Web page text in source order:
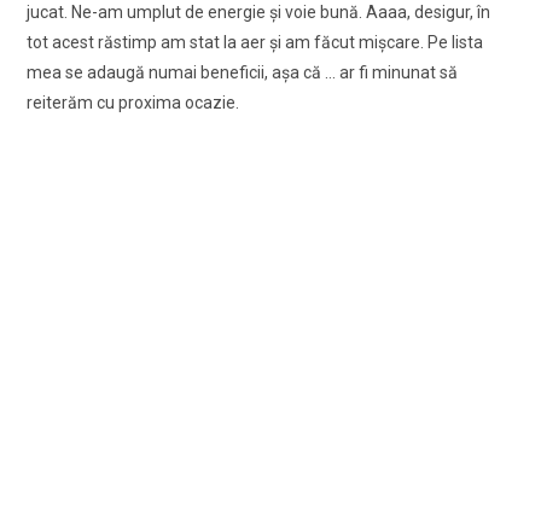
jucat. Ne-am umplut de energie şi voie bună. Aaaa, desigur, în
tot acest răstimp am stat la aer şi am făcut mişcare. Pe lista
mea se adaugă numai beneficii, aşa că … ar fi minunat să
reiterăm cu proxima ocazie.